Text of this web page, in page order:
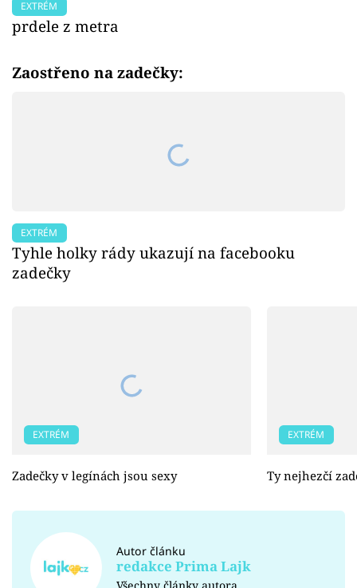
EXTRÉM
prdele z metra
Zaostřeno na zadečky:
EXTRÉM
Tyhle holky rády ukazují na facebooku
zadečky
EXTRÉM
Zadečky v legínách jsou sexy
EXTRÉM
Ty nejhezčí
Autor článku
redakce Prima Lajk